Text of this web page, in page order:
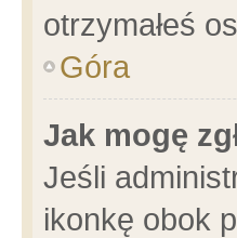
otrzymałeś
Góra
Jak mogę
Jeśli
ikonkę obok